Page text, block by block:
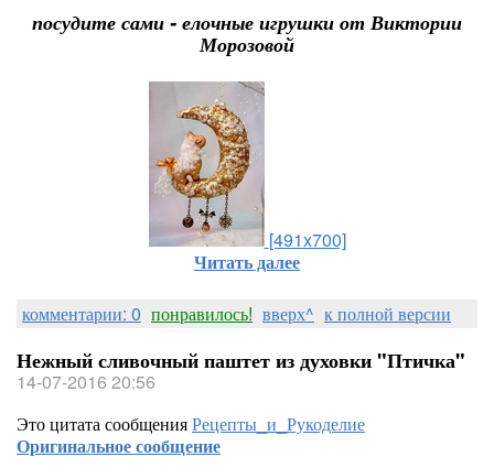
посудите сами - елочные игрушки от Виктории
Морозовой
[491x700]
Читать далее
комментарии: 0 понравилось! вверх^ к полной версии
Нежный сливочный паштет из духовки "Птичка"
14-07-2016 20:56
Это цитата сообщенияРецепты_и_Рукоделие
Оригинальное сообщение